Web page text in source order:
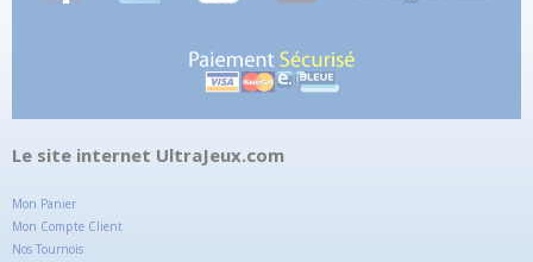
Le site internet UltraJeux.com
Mon Panier
Mon Compte Client
Nos Tournois